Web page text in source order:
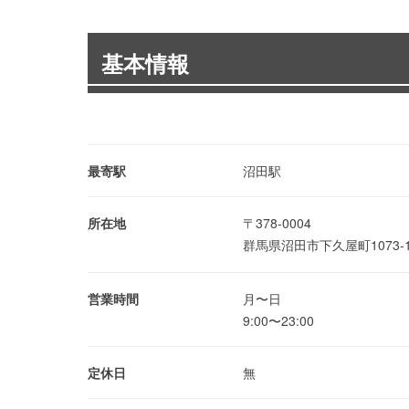
基本情報
最寄駅 沼田駅
所在地
〒378-0004
群馬県沼田市下久屋町
営業時間
月〜日
9:00〜23:00
定休日 無